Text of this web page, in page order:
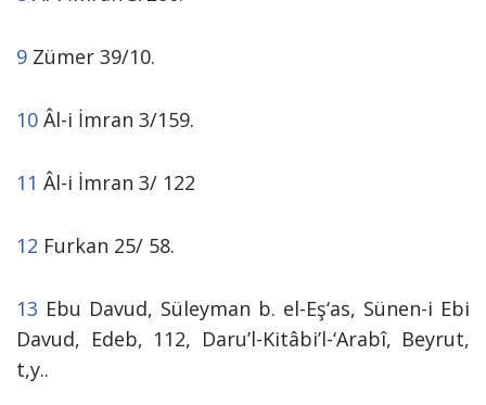
9 Zümer 39/10.
10 Âl-i İmran 3/159.
11 Âl-i İmran 3/ 122
12 Furkan 25/ 58.
13 Ebu Davud, Süleyman b. el-Eş‘as, Sünen-i Ebi
Davud, Edeb, 112, Daru’l-Kitâbi’l-‘Arabî, Beyrut,
t,y..